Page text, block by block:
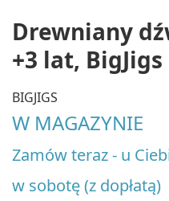
Drewniany
+3 lat, BigJigs
BIGJIGS
W MAGAZYNIE
Zamów teraz - u
w sobotę (z dopłatą)